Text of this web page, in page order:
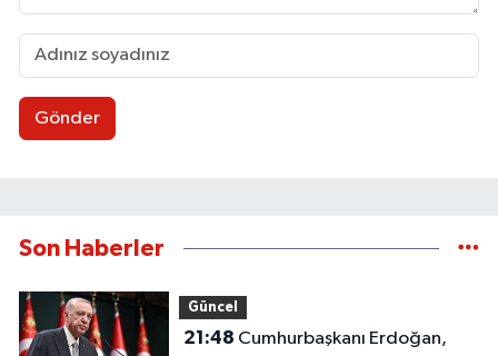
Gönder
Son Haberler
Güncel
21:48